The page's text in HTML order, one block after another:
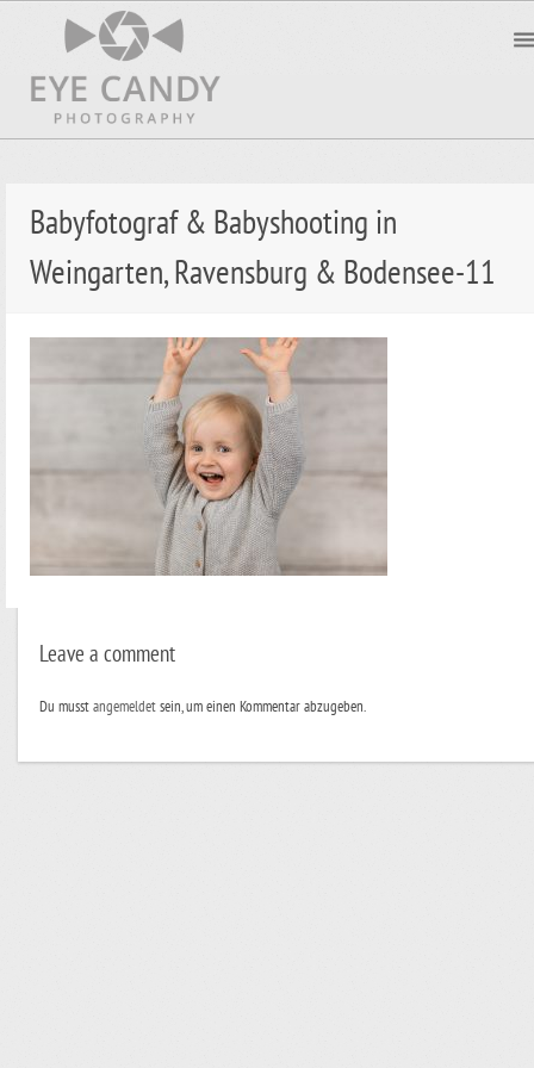
Babyfotograf & Babyshooting in
Weingarten, Ravensburg & Bodensee-11
Leave a comment
Du musstangemeldetsein, um einen Kommentar abzugeben.